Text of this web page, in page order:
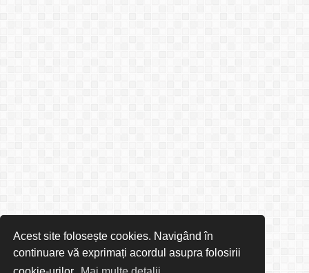
Acest site folosește cookies. Navigând în
continuare vă exprimați acordul asupra folosirii